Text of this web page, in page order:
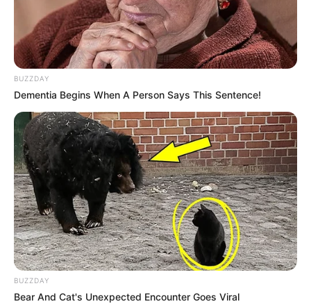
Bildungs- und Begegnungsort ist das Museum mit
seinen vielfältigen Angeboten dem Credo Fröbels
»Kommt, lasst uns unseren Kindern leben!«
verbunden. Informationen unterwww.froebel-museu
m.de
Besucherbergwerk in Kamsdorf - Einblicke in die
über 300 Jahre alte Tradition des Bergbaus auf
Kupfer-, Silber- und Eisenerz. Informationen unterw
ww.besucherbergwerk-kamsdorf.de.
Lichtenhainer Waldbahn - Eine in 600 mm
Spurweite errichtete Waldeisenbahn mit
Lokomotiven und Wagen aus Werkbahnbeständen.
Informationen unterwww.waldeisenbahn.de.tt.
DDR-Grenzbahnhof-Museum - Das DDR-
Grenzbahnhof-Museum Probstzella befindet sich auf
halber Strecke zwischen Berlin und München im
BUZZDAY
Dementia Begins When A Person Says This Sentence!
BUZZDAY
Bear And Cat's Unexpected Encounter Goes Viral